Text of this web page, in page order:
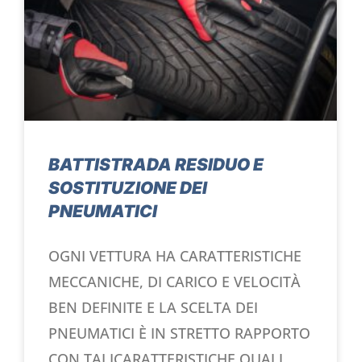
BATTISTRADA RESIDUO E
SOSTITUZIONE DEI
PNEUMATICI
OGNI VETTURA HA CARATTERISTICHE
MECCANICHE, DI CARICO E VELOCITÀ
BEN DEFINITE E LA SCELTA DEI
PNEUMATICI È IN STRETTO RAPPORTO